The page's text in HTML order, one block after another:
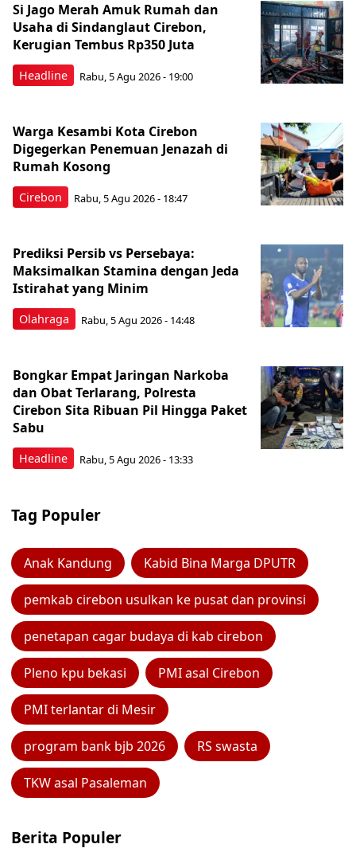
Headline
Si Jago Merah Amuk Rumah dan
Usaha di Sindanglaut Cirebon,
Kerugian Tembus Rp350 Juta
Rabu, 5 Agu 2026 - 19:00
Cirebon
Warga Kesambi Kota Cirebon
Digegerkan Penemuan Jenazah di
Rumah Kosong
Rabu, 5 Agu 2026 - 18:47
Olahraga
Prediksi Persib vs Persebaya:
Maksimalkan Stamina dengan Jeda
Istirahat yang Minim
Rabu, 5 Agu 2026 - 14:48
Headline
Bongkar Empat Jaringan Narkoba
dan Obat Terlarang, Polresta
Cirebon Sita Ribuan Pil Hingga Paket
Sabu
Rabu, 5 Agu 2026 - 13:33
Tag Populer
Anak Kandung Kabid Bina Marga DPUTR
pemkab cirebon usulkan ke pusat dan provinsi
penetapan cagar budaya di kab cirebon
Pleno kpu bekasi PMI asal Cirebon
PMI terlantar di Mesir
program bank bjb 2026 RS swasta
TKW asal Pasaleman
Berita Populer